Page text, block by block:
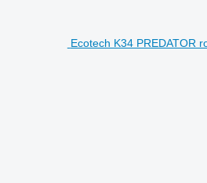
Ecotech K34 PREDATOR